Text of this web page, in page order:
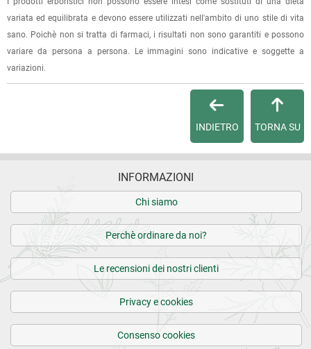
dell'ordine e lo stato della spedizione.
Per qualsiasi informazione, contattaci via e-mail
variata ed equilibrata e devono essere utilizzati nell'ambito di uno stile di vita
sano. Poichè non si tratta di farmaci, i risultati non sono garantiti e possono
variare da persona a persona. Le immagini sono indicative e soggette a
variazioni.
TORNA SU
INDIETRO
INFORMAZIONI
Chi siamo
Perchè ordinare da noi?
Le recensioni dei nostri clienti
Privacy e cookies
Consenso cookies